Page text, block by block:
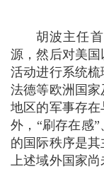
胡波主任
源，然后对美
活动进行系统
法德等欧洲国
地区的军事存
外，“刷存在感
的国际秩序是其
上述域外国家